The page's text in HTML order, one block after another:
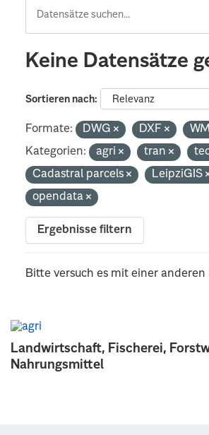
Landwirtschaft, Fischerei,
Nahrungsmittel
Keine Datensätze
Sortieren nach
Formate: DWG DXF
Kategorien:
agri tran
Cadastral parcels
LeipziGIS
opendata
Ergebnisse filtern
Bitte versuch es mit einer anderen